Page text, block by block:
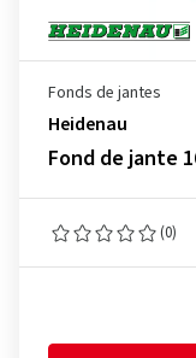
Fonds de jantes
Heidenau
Fond de jante
(0)